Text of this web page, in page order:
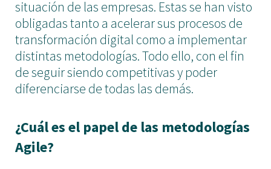
situación de las empresas. Estas se han visto
obligadas tanto a acelerar sus procesos de
transformación digital como a implementar
distintas metodologías. Todo ello, con el fin
de seguir siendo competitivas y poder
diferenciarse de todas las demás.
¿Cuál es el papel de las metodologías
Agile?